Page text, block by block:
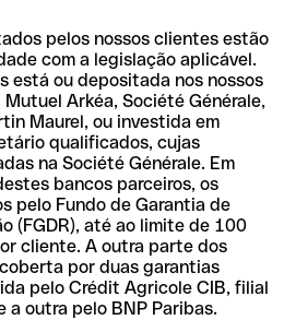
pelos nossos clientes estão
com a legislação aplicável.
está ou depositada nos nossos
Arkéa, Société Générale,
Maurel, ou investida em
qualificados, cujas
na Société Générale. Em
bancos parceiros, os
pelo Fundo de Garantia de
(FGDR), até ao limite de 100
cliente. A outra parte dos
por duas garantias
pelo Crédit Agricole CIB, filial
a outra pelo BNP Paribas.